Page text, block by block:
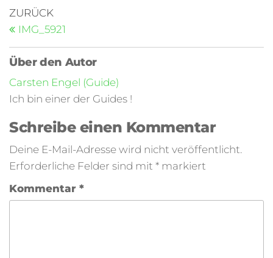
ZURÜCK
IMG_5921
Über den Autor
Carsten Engel (Guide)
Ich bin einer der Guides !
Schreibe einen Kommentar
Deine E-Mail-Adresse wird nicht veröffentlicht.
Erforderliche Felder sind mit * markiert
Kommentar *